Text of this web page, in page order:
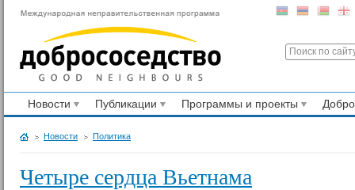
Новости Публикации Программы и проекты
Новости Политика
Четыре сердца Вьетнама